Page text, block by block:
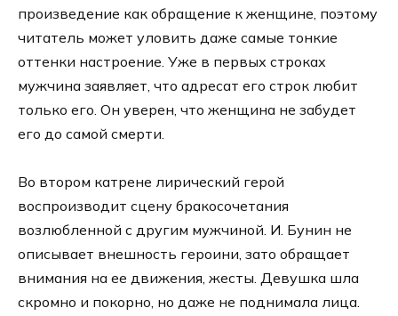
произведение как обращение к женщине, поэтому
читатель может уловить даже самые тонкие
оттенки настроение. Уже в первых строках
мужчина заявляет, что адресат его строк любит
только его. Он уверен, что женщина не забудет
его до самой смерти.
Во втором катрене лирический герой
воспроизводит сцену бракосочетания
возлюбленной с другим мужчиной. И. Бунин не
описывает внешность героини, зато обращает
внимания на ее движения, жесты. Девушка шла
скромно и покорно, но даже не поднимала лица.